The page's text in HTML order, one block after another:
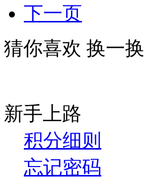
下一页
猜你喜欢 换一换
新手上路
积分细则
忘记密码